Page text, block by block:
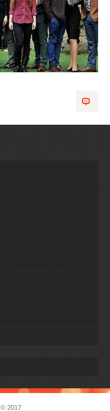
© 2017